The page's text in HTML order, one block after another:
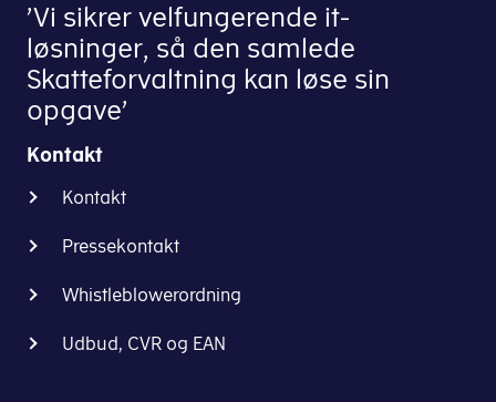
’Vi sikrer velfungerende it-
løsninger, så den samlede
Skatteforvaltning kan løse sin
opgave’
Kontakt
Kontakt
Pressekontakt
Whistleblowerordning
Udbud, CVR og EAN